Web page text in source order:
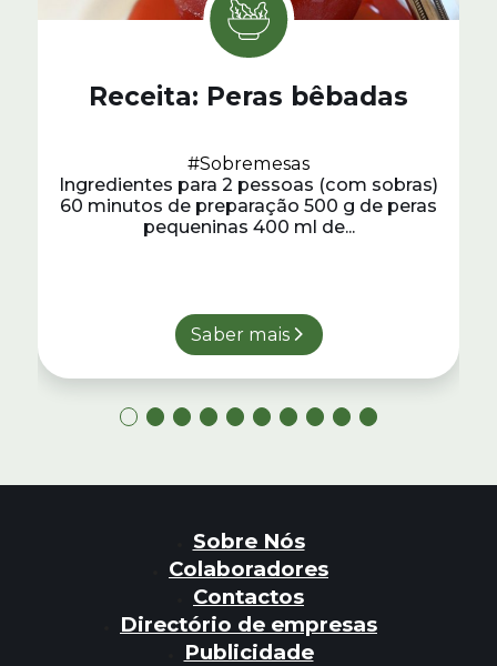
Receita: Peras bêbadas
#Sobremesas
Ingredientes para 2 pessoas (com sobras)
60 minutos de preparação 500 g de peras
pequeninas 400 ml de...
Saber mais
Sobre Nós
Colaboradores
Contactos
Directório de empresas
Publicidade